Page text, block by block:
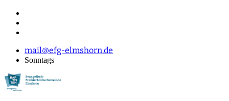
mail@efg-elmshorn.de
Sonntags